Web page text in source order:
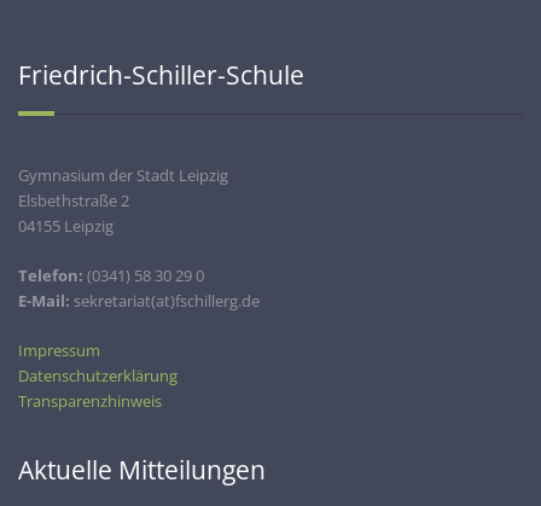
Friedrich-Schiller-Schule
Gymnasium der Stadt Leipzig
Elsbethstraße 2
04155 Leipzig
Telefon: (0341) 58 30 29 0
E-Mail: sekretariat(at)fschillerg.de
Impressum
Datenschutzerklärung
Transparenzhinweis
Aktuelle Mitteilungen